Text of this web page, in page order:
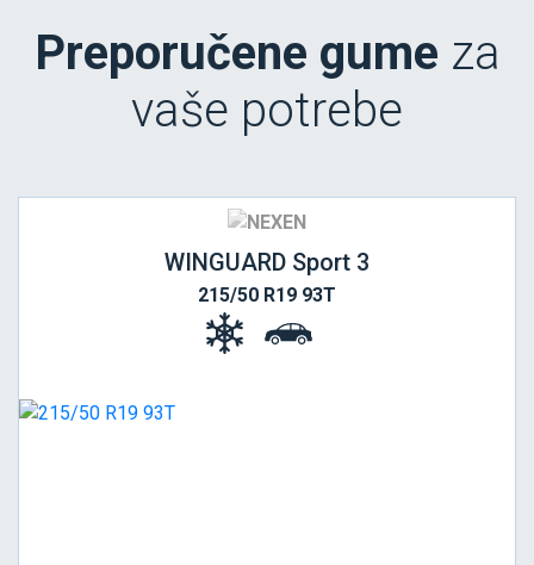
Preporučene gume za
vaše potrebe
WINGUARD Sport 3
215/50 R19 93T